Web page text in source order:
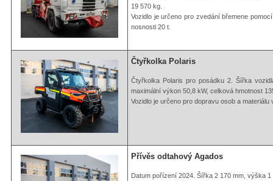
19 570 kg.
Vozidlo je určeno pro zvedání břemene
nosnosti 20 t.
Čtyřkolka Polaris
Čtyřkolka Polaris pro posádku 2. Šířka
maximální výkon 50,8 kW, celková hmotnost
Vozidlo je určeno pro dopravu osob a materiálu
Přívěs odtahový Agados
Datum pořízení 2024. Šířka 2 170 mm, výška 1